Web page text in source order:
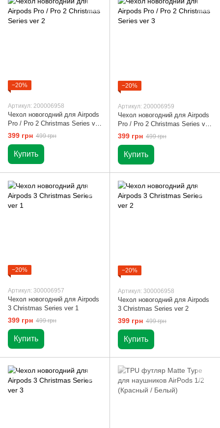
−20%
Артикул: 200006958
Чехол новогодний для Airpods
Pro / Pro 2 Christmas Series ver
2
399 грн 499 грн
Купить
−20%
Артикул: 200006959
Чехол новогодний для Airpods
Pro / Pro 2 Christmas Series ver
3
399 грн 499 грн
Купить
−20%
Артикул: 300006957
Чехол новогодний для Airpods
3 Christmas Series ver 1
399 грн 499 грн
Купить
−20%
Артикул: 300006958
Чехол новогодний для Airpods
3 Christmas Series ver 2
399 грн 499 грн
Купить